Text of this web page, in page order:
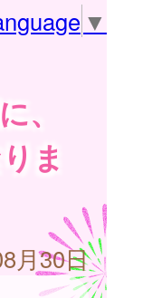
▼
、
ま
月30日